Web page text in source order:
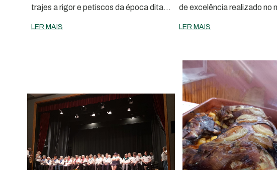
trajes a rigor e petiscos da época dita o
LER MAIS
de excelência realizado no
LER MAIS